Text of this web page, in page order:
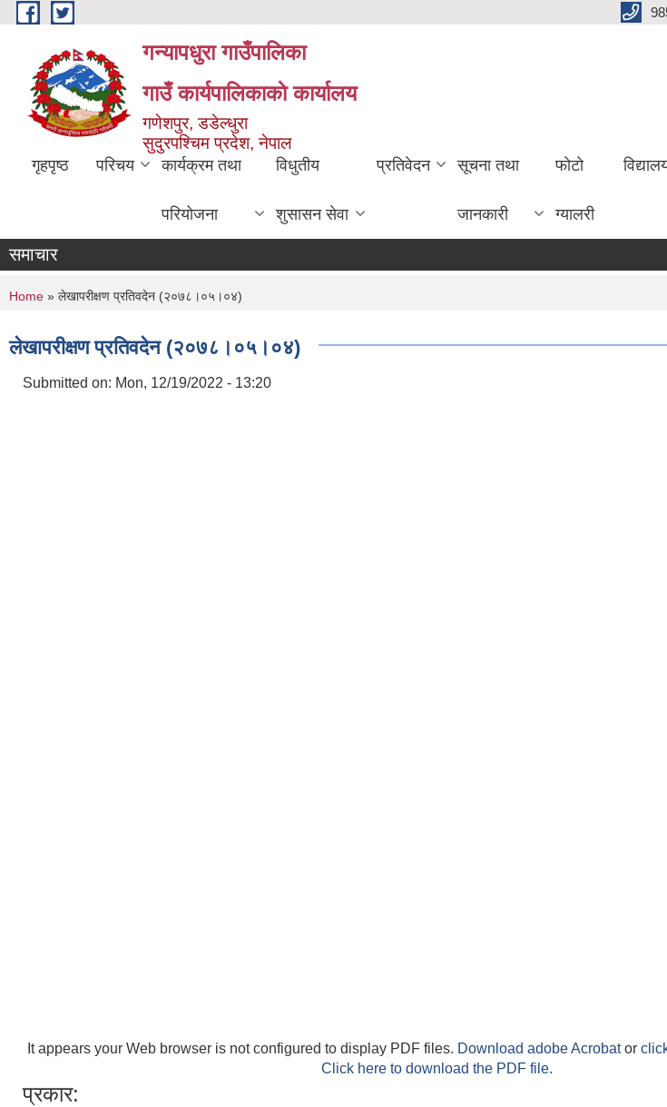
Skip to main content
गन्यापधुरा गाउँपालिका
गाउँ कार्यपालिकाकाे कार्यालय
गणेशपुर, डडेल्धुरा
सुदुरपश्चिम प्रदेश, नेपाल
गृहपृष्ठ परिचय कार्यक्रम तथा
परियोजना
विधुतीय
शुसासन सेवा
प्रतिवेदन सूचना तथा
जानकारी
फोटो
ग्यालरी
समाचार
You are here
Home » लेखापरीक्षण प्रतिवदेन (२०७८।०५।०४)
लेखापरीक्षण प्रतिवदेन (२०७८।०५।०४)
Submitted on: Mon, 12/19/2022 - 13:20
It appears your Web browser is not configured to display PDF files. Download adobe Acrobator
Click here to download the PDF file.
प्रकार: